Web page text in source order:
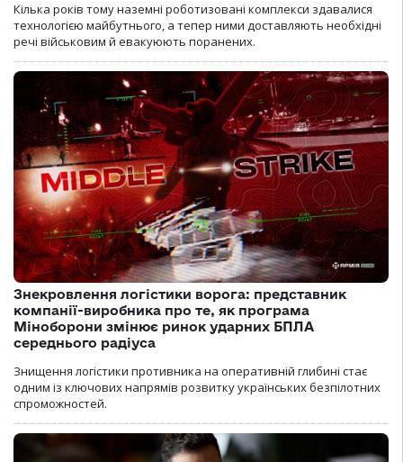
Кілька років тому наземні роботизовані комплекси здавалися
технологією майбутнього, а тепер ними доставляють необхідні
речі військовим й евакуюють поранених.
Знекровлення логістики ворога: представник
компанії-виробника про те, як програма
Міноборони змінює ринок ударних БПЛА
середнього радіуса
Знищення логістики противника на оперативній глибині стає
одним із ключових напрямів розвитку українських безпілотних
спроможностей.